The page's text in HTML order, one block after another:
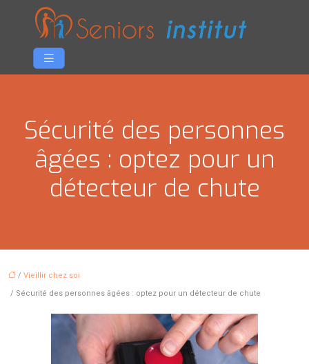
Sécurité des personnes
âgées : optez pour un
détecteur de chute
/ Vieillir chez soi
/ Sécurité des personnes âgées : optez pour un détecteur de chute